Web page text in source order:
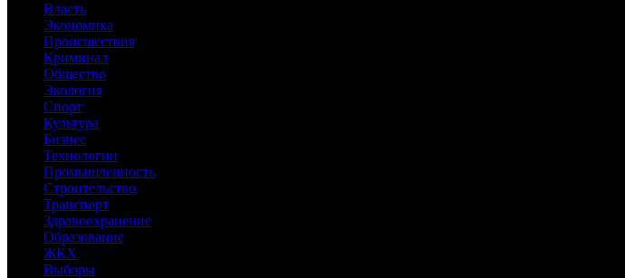
Власть
Экономика
Происшествия
Криминал
Общество
Экология
Спорт
Культура
Бизнес
Технологии
Промышленность
Строительство
Транспорт
Здравоохранение
Образование
ЖКХ
Выборы